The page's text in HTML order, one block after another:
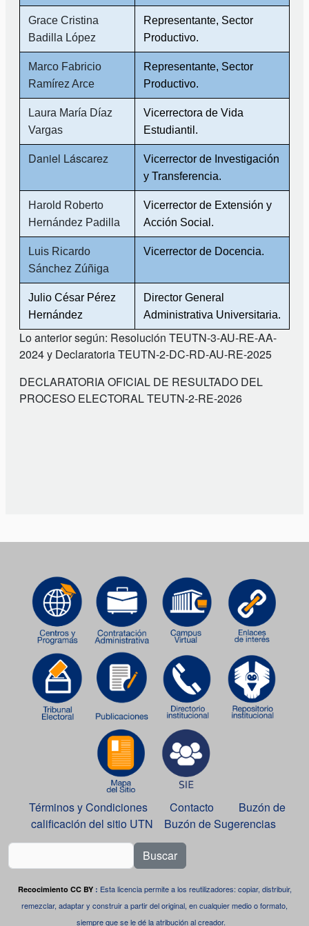
Grace Cristina
Badilla López
Representante, Sector
Productivo.
Marco Fabricio
Ramírez Arce
Representante, Sector
Productivo.
Laura María Díaz
Vargas
Vicerrectora de Vida
Estudiantil.
Daniel Láscarez
Vicerrector de Investigación
y Transferencia.
Harold Roberto
Hernández Padilla
Vicerrector de Extensión y
Acción Social.
Luis Ricardo
Sánchez Zúñiga
Vicerrector de Docencia.
Julio César Pérez
Hernández
Director General
Administrativa Universitaria.
Lo anterior según: Resolución TEUTN-3-AU-RE-AA-
2024 y Declaratoria TEUTN-2-DC-RD-AU-RE-2025
DECLARATORIA OFICIAL DE RESULTADO DEL
PROCESO ELECTORAL TEUTN-2-RE-2026
Términos y Condiciones Contacto
Buzón de
calificación del sitio UTN
Buzón de Sugerencias
Buscar
Recocimiento CC BY : Esta licencia permite a los reutilizadores: copiar, distribuir,
remezclar, adaptar y construir a partir del original, en cualquier medio o formato,
siempre que se le dé la atribución al creador.